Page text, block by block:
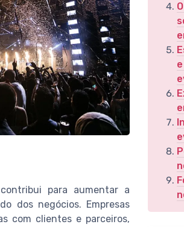
para aumentar a
dos negócios. Empresas
com clientes e parceiros,